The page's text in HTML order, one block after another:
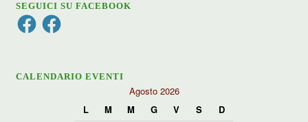
SEGUICI SU FACEBOOK
FacebookFacebook
CALENDARIO EVENTI
Agosto 2026
L
M M G V S
D